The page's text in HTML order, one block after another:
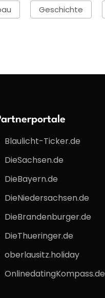
Geschichte
Blaulicht-Ticker.de
DieSachsen.de
DieBayern.de
DieNiedersachsen.de
DieBrandenburger.de
DieThueringer.de
oberlausitz.holiday
OnlinedatingKompass.de